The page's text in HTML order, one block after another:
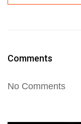
Comments
No Comments